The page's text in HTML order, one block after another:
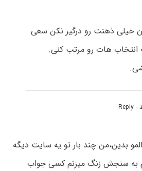
خیلی ذهنت رو درگیر نکن سعی
انتخاب هات رو مرتب کنی.
- Reply
بدین،من چند بار تو یه سایت دیگه
به سنجش زنگ میزنم کسی جواب